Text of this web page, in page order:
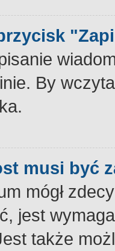
By
musi być
mógł
jest
także